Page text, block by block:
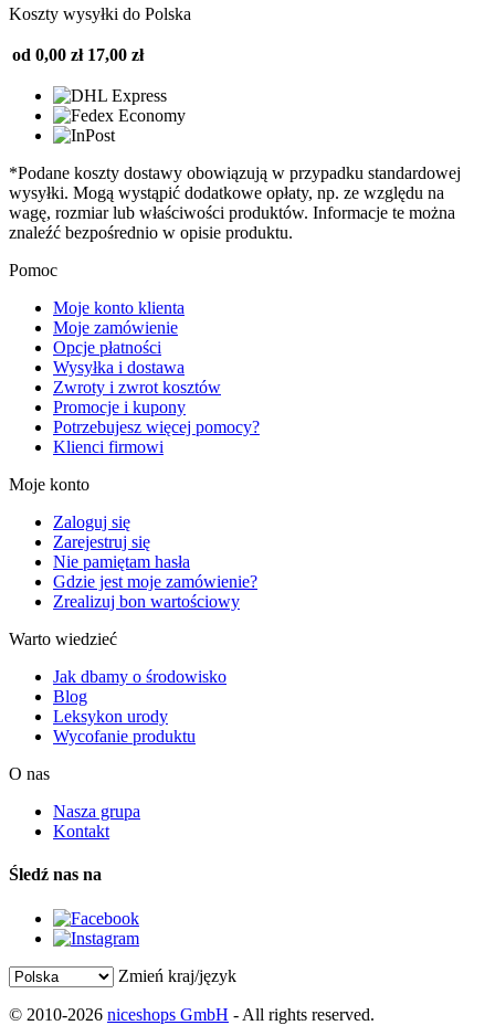
Koszty wysyłki do Polska
od 0,00 zł 17,00 zł
*Podane koszty dostawy obowiązują w przypadku standardowej
wysyłki. Mogą wystąpić dodatkowe opłaty, np. ze względu na
wagę, rozmiar lub właściwości produktów. Informacje te można
znaleźć bezpośrednio w opisie produktu.
Pomoc
Moje konto klienta
Moje zamówienie
Opcje płatności
Wysyłka i dostawa
Zwroty i zwrot kosztów
Promocje i kupony
Potrzebujesz więcej pomocy?
Klienci firmowi
Moje konto
Zaloguj się
Zarejestruj się
Nie pamiętam hasła
Gdzie jest moje zamówienie?
Zrealizuj bon wartościowy
Warto wiedzieć
Jak dbamy o środowisko
Blog
Leksykon urody
Wycofanie produktu
O nas
Nasza grupa
Kontakt
Śledź nas na
Zmień kraj/język
© 2010-2026 niceshops GmbH - All rights reserved.